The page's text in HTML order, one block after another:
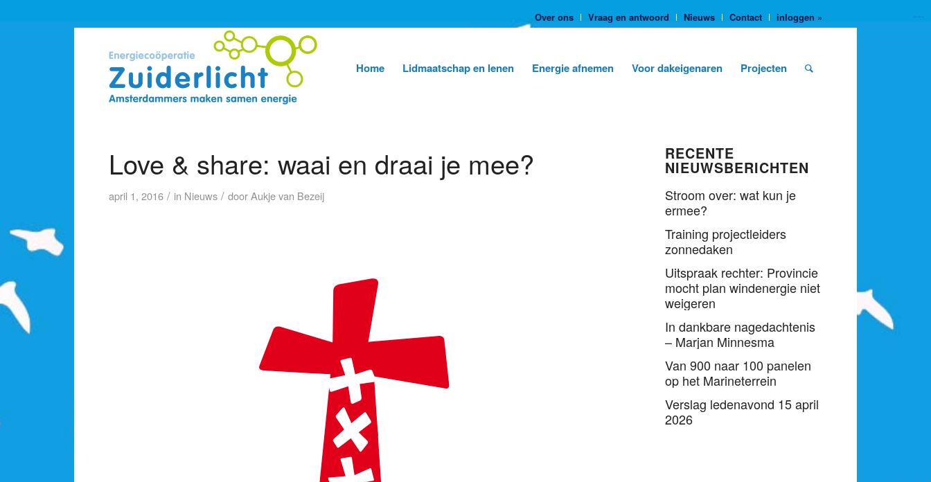
Over ons Vraag en antwoord Nieuws Contact inloggen »
Home Lidmaatschap en lenen Energie afnemen Voor dakeigenaren Projecten
Love & share: waai en draai je mee?
april 1, 2016 / in Nieuws / doorAukje van Bezeij
RECENTE
NIEUWSBERICHTEN
Stroom over: wat kun je
ermee?
Training projectleiders
zonnedaken
Uitspraak rechter: Provincie
mocht plan windenergie niet
weigeren
In dankbare nagedachtenis
– Marjan Minnesma
Van 900 naar 100 panelen
op het Marineterrein
Verslag ledenavond 15 april
2026